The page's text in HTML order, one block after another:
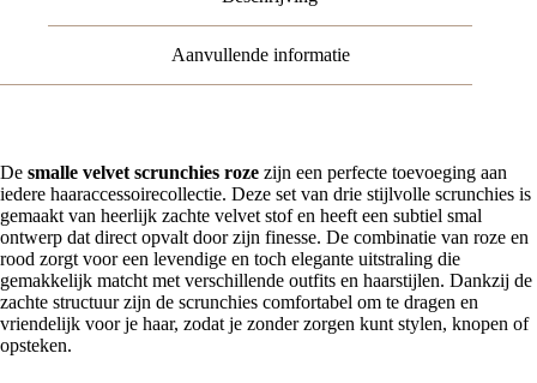
Aanvullende informatie
De smalle velvet scrunchies roze zijn een perfecte toevoeging aan
iedere haaraccessoirecollectie. Deze set van drie stijlvolle scrunchies is
gemaakt van heerlijk zachte velvet stof en heeft een subtiel smal
ontwerp dat direct opvalt door zijn finesse. De combinatie van roze en
rood zorgt voor een levendige en toch elegante uitstraling die
gemakkelijk matcht met verschillende outfits en haarstijlen. Dankzij de
zachte structuur zijn de scrunchies comfortabel om te dragen en
vriendelijk voor je haar, zodat je zonder zorgen kunt stylen, knopen of
opsteken.